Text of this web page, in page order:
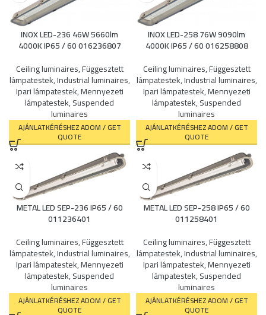
INOX LED-236 46W 5660lm
4000K IP65 / 60 016236807
Ceiling luminaires,Függesztett
lámpatestek,Industrial luminaires,
Ipari lámpatestek,Mennyezeti
lámpatestek,Suspended
luminaires
AJÁNLATKÉRÉSHEZ ADOM / GET
QUOTE
INOX LED-258 76W 9090lm
4000K IP65 / 60 016258808
Ceiling luminaires,Függesztett
lámpatestek,Industrial luminaires,
Ipari lámpatestek,Mennyezeti
lámpatestek,Suspended
luminaires
AJÁNLATKÉRÉSHEZ ADOM / GET
QUOTE
METAL LED SEP-236 IP65 / 60
011236401
Ceiling luminaires,Függesztett
lámpatestek,Industrial luminaires,
Ipari lámpatestek,Mennyezeti
lámpatestek,Suspended
luminaires
AJÁNLATKÉRÉSHEZ ADOM / GET
QUOTE
METAL LED SEP-258 IP65 / 60
011258401
Ceiling luminaires,Függesztett
lámpatestek,Industrial luminaires,
Ipari lámpatestek,Mennyezeti
lámpatestek,Suspended
luminaires
AJÁNLATKÉRÉSHEZ ADOM / GET
QUOTE